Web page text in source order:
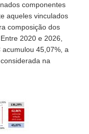
componentes
aqueles vinculados
composição dos
2020 e 2026,
45,07%, a
na